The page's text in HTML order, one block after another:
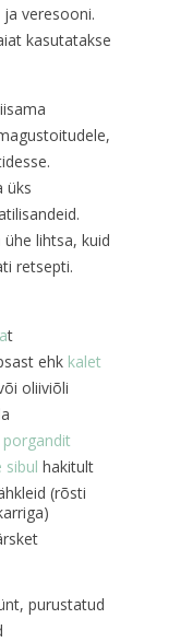
veresooni.
kasutatakse
üks
lihtsa, kuid
retsepti.
t
ehk kalet
oliiviõli
porgandit
sibul hakitult
(rõsti
purustatud